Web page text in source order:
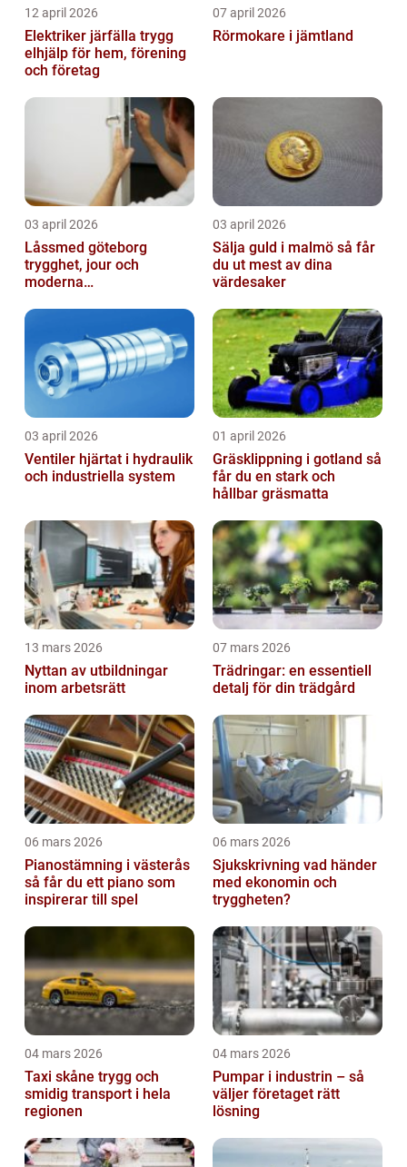
12 april 2026
Elektriker järfälla trygg
elhjälp för hem, förening
och företag
07 april 2026
Rörmokare i jämtland
03 april 2026
Låssmed göteborg
trygghet, jour och
moderna
03 april 2026
Sälja guld i malmö så får
du ut mest av dina
värdesaker
03 april 2026
Ventiler hjärtat i hydraulik
och industriella system
01 april 2026
Gräsklippning i gotland så
får du en stark och
hållbar gräsmatta
13 mars 2026
Nyttan av utbildningar
inom arbetsrätt
07 mars 2026
Trädringar: en essentiell
detalj för din trädgård
06 mars 2026
Pianostämning i västerås
så får du ett piano som
inspirerar till spel
06 mars 2026
Sjukskrivning vad händer
med ekonomin och
tryggheten?
04 mars 2026
Taxi skåne trygg och
smidig transport i hela
regionen
04 mars 2026
Pumpar i industrin – så
väljer företaget rätt
lösning